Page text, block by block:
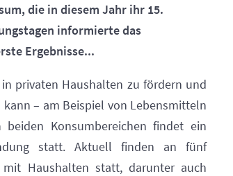
die in diesem Jahr ihr 15.
informierte das
Ergebnisse...
privaten Haushalten zu fördern und
– am Beispiel von Lebensmitteln
Konsumbereichen findet ein
statt. Aktuell finden an fünf
Haushalten statt, darunter auch